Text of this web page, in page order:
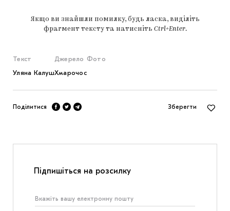
Якщо ви знайшли помилку, будь ласка, виділіть
фрагмент тексту та натисніть Ctrl+Enter.
Текст
Уляна Калуш
Джерело
Хмарочос
Фото
Поділитися Зберегти
Підпишіться на розсилку